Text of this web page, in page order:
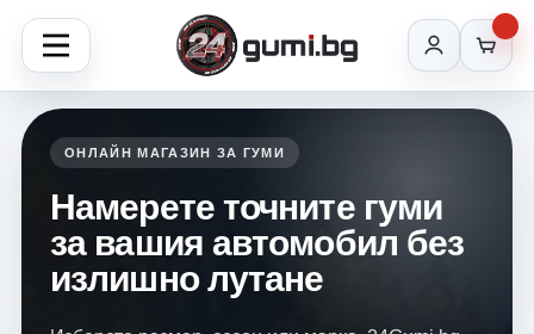
ОНЛАЙН МАГАЗИН ЗА ГУМИ
Намерете точните гуми
за вашия автомобил без
излишно лутане